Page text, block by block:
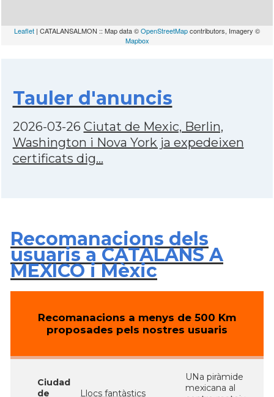
Leaflet | CATALANSALMON :: Map data ©OpenStreetMapcontributors, Imagery ©
Mapbox
Tauler d'anuncis
2026-03-26 Ciutat de Mexic, Berlin,
Washington i Nova York ja expedeixen
certificats dig...
Recomanacions dels
usuaris a CATALANS A
MEXICO i Mèxic
Recomanacions a menys de 500 Km
proposades pels nostres usuaris
Ciudad
de
Llocs fantàstics
UNa piràmide
mexicana al